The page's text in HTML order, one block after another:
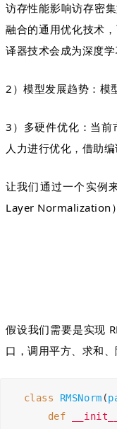
访存性能影响访存密
融合的通用优化技术
译器技术会成为深度学
2）模型发展趋势：模
3）多硬件优化：当前
人力进行优化，借助
让我们通过一个实例
Layer Normalization
假设我们需要是实现
口，调用平方、求和
class RMSNorm (
def
__init__